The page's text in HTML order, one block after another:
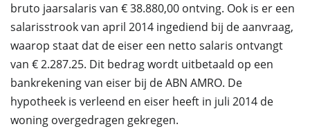
bruto jaarsalaris van € 38.880,00 ontving. Ook is er een
salarisstrook van april 2014 ingediend bij de aanvraag,
waarop staat dat de eiser een netto salaris ontvangt
van € 2.287.25. Dit bedrag wordt uitbetaald op een
bankrekening van eiser bij de ABN AMRO. De
hypotheek is verleend en eiser heeft in juli 2014 de
woning overgedragen gekregen.